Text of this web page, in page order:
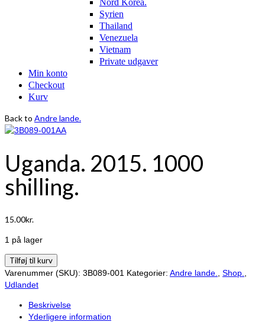
Nord Korea.
Syrien
Thailand
Venezuela
Vietnam
Private udgaver
Min konto
Checkout
Kurv
Back to Andre lande.
Uganda. 2015. 1000
shilling.
15.00kr.
1 på lager
Uganda.
2015.
1000
antal
Tilføj til kurv
Varenummer (SKU): 3B089-001 Kategorier: Andre lande. Shop.
Udlandet
Beskrivelse
Yderligere information